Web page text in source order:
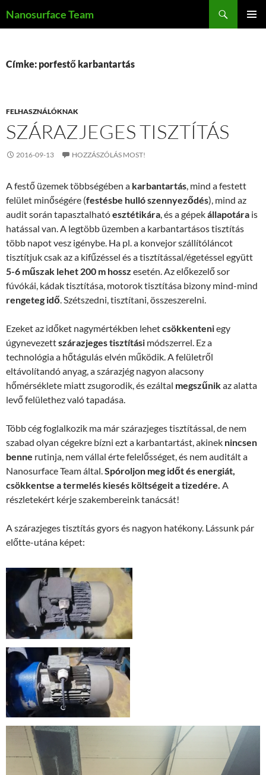
Nanosurface Team
Címke: porfestő karbantartás
FELHASZNÁLÓKNAK
SZÁRAZJEGES TISZTÍTÁS
2016-09-13 HOZZÁSZÓLÁS MOST!
A festő üzemek többségében a karbantartás, mind a festett
felület minőségére (festésbe hulló szennyeződés), mind az
audit során tapasztalhatóesztétikára, és a gépekállapotára is
hatással van. A legtöbb üzemben a karbantartásos tisztítás
több napot vesz igénybe. Ha pl. a konvejor szállítóláncot
tisztítjuk csak az a kifűzéssel és a tisztítással/égetéssel együtt
5-6 műszak lehet 200 m hossz esetén. Az előkezelő sor
fúvókái, kádak tisztítása, motorok tisztítása bizony mind-mind
rengeteg idő. Szétszedni, tisztítani, összeszerelni.
Ezeket az időket nagymértékben lehetcsökkenteniegy
úgynevezettszárazjeges tisztítási módszerrel. Ez a
technológia a hőtágulás elvén működik. A felületről
eltávolítandó anyag, a szárazjég nagyon alacsony
hőmérséklete miatt zsugorodik, és ezáltal megszűnikaz alatta
levő felülethez való tapadása.
Több cég foglalkozik ma már szárazjeges tisztítással, de nem
szabad olyan cégekre bízni ezt a karbantartást, akinek nincsen
benne rutinja, nem vállal érte felelősséget, és nem auditált a
Nanosurface Team által.Spóroljon meg időt és energiát,
csökkentse a termelés kiesés költségeit a tizedére. A
részletekért kérje szakembereink tanácsát!
A szárazjeges tisztítás gyors és nagyon hatékony. Lássunk pár
előtte-utána képet: